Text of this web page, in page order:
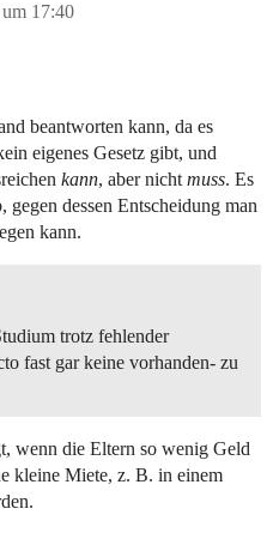
17:40
beantworten kann, da es
eigenes Gesetz gibt, und
kann, aber nicht muss. Es
gegen dessen Entscheidung man
kann.
trotz fehlender
fast gar keine vorhanden- zu
wenn die Eltern so wenig Geld
kleine Miete, z. B. in einem